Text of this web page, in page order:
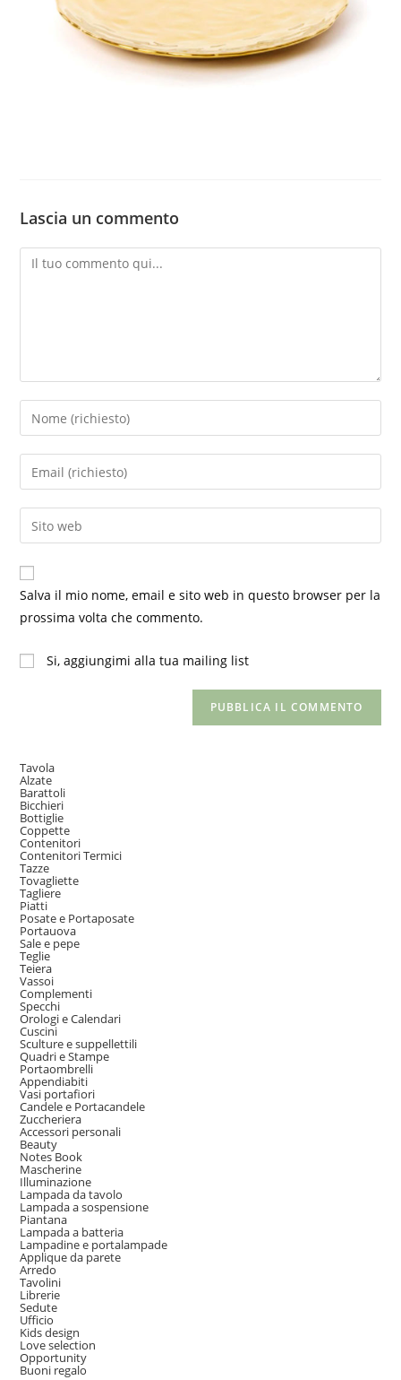
Lascia un commento
Commento
Inserisci
il
tuo
nome
nome
utente
per
commentare
Inserisci
il
tuo
indirizzo
per
commentare
Inserisci
l'URL
del
sito
(facoltativo)
Salva il mio nome, email e sito web in questo browser per la
prossima volta che commento.
Si, aggiungimi alla tua mailing list
Tavola
Alzate
Barattoli
Bicchieri
Bottiglie
Coppette
Contenitori
Contenitori Termici
Tazze
Tovagliette
Tagliere
Piatti
Posate e Portaposate
Portauova
Sale e pepe
Teglie
Teiera
Vassoi
Complementi
Specchi
Orologi e Calendari
Cuscini
Sculture e suppellettili
Quadri e Stampe
Portaombrelli
Appendiabiti
Vasi portafiori
Candele e Portacandele
Zuccheriera
Accessori personali
Beauty
Notes Book
Mascherine
Illuminazione
Lampada da tavolo
Lampada a sospensione
Piantana
Lampada a batteria
Lampadine e portalampade
Applique da parete
Arredo
Tavolini
Librerie
Sedute
Ufficio
Kids design
Love selection
Opportunity
Buoni regalo